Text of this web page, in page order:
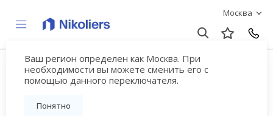
Москва
Ваш регион определен как Москва. При
необходимости вы можете сменить его с
помощью данного переключателя.
Понятно
Квартиры в
новостройках на